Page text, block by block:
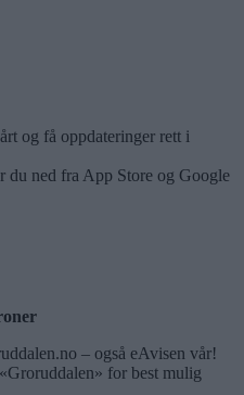
og få oppdateringer rett i
du ned fra App Store og Google
– også eAvisen vår!
for best mulig